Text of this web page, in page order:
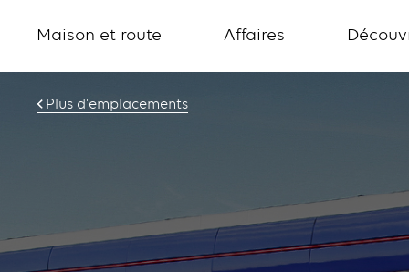
Maison et route Affaires
Plus d'emplacements